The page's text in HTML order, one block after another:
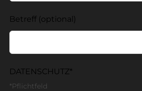
Betreff (optional)
DATENSCHUTZ*
*Pflichtfeld